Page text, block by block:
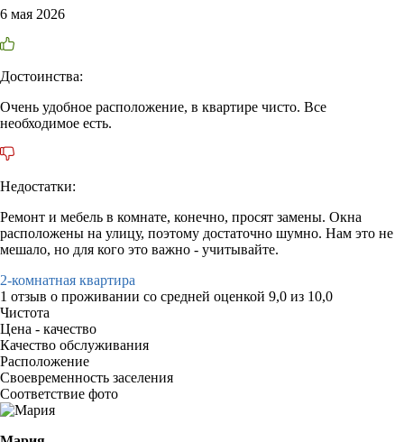
6 мая 2026
Достоинства:
Очень удобное расположение, в квартире чисто. Все
необходимое есть.
Недостатки:
Ремонт и мебель в комнате, конечно, просят замены. Окна
расположены на улицу, поэтому достаточно шумно. Нам это не
мешало, но для кого это важно - учитывайте.
2-комнатная квартира
1 отзыв о проживании со средней оценкой 9,0 из 10,0
Чистота
Цена - качество
Качество обслуживания
Расположение
Своевременность заселения
Соответствие фото